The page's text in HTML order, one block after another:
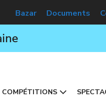
Bazar Documents
COMPÉTITIONS